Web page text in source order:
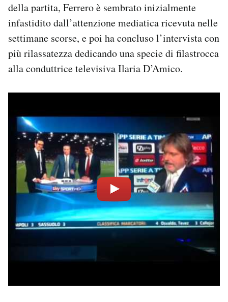
della partita, Ferrero è sembrato inizialmente
infastidito dall’attenzione mediatica ricevuta nelle
settimane scorse, e poi ha concluso l’intervista con
più rilassatezza dedicando una specie di filastrocca
alla conduttrice televisiva Ilaria D’Amico.